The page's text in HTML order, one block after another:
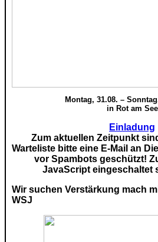
Montag, 31.08. –
in Rot am See
Einladung
Zum aktuellen Zeitpunkt
Warteliste bitte eine E-Mail an
vor Spambots geschützt!
JavaScript eingeschaltet
Wir suchen Verstärkung mach
WSJ